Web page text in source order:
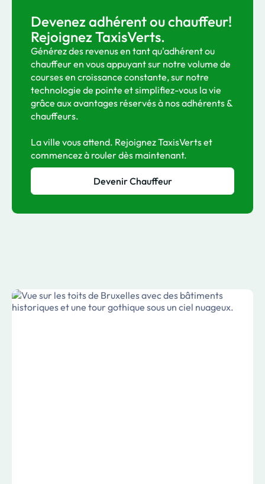
Devenez adhérent ou chauffeur!
Rejoignez TaxisVerts.
Générez des revenus en tant qu'adhérent ou
chauffeur en vous appuyant sur notre volume de
courses en croissance constante, sur notre
technologie de pointe et simplifiez-vous la vie
grâce aux avantages réservés à nos adhérents &
chauffeurs.
La ville vous attend. Rejoignez TaxisVerts et
commencez à rouler dès maintenant.
Devenir Chauffeur